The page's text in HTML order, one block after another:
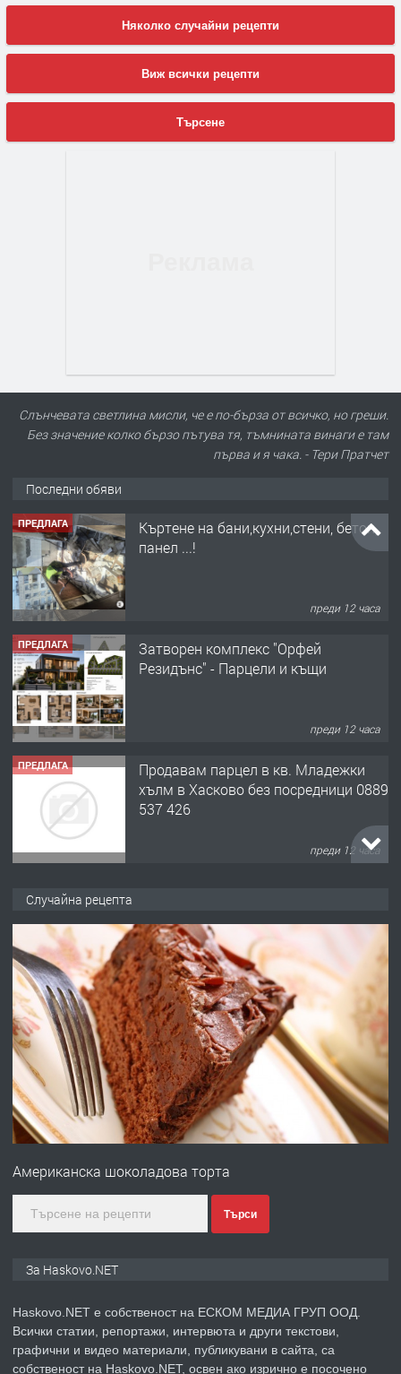
Няколко случайни рецепти
Виж всички рецепти
Търсене
Слънчевата светлина мисли, че е по-бърза от всичко, но греши.
Без значение колко бързо пътува тя, тъмнината винаги е там
първа и я чака. - Тери Пратчет
Последни обяви
ПРЕДЛАГА
Къртене на бани,кухни,стени, бетон,
панел ...!
преди 12 часа
ПРЕДЛАГА
Затворен комплекс "Орфей
Резидънс" - Парцели и къщи
преди 12 часа
ПРЕДЛАГА
Продавам парцел в кв. Младежки
хълм в Хасково без посредници 0889
537 426
преди 12 часа
преди 12 часа
ПРЕДЛАГА Под НАЕМ двустаен Орфей
преди 3 дни
ПРЕДЛАГА
Нов апартамент на ул. Липа до
преди 4 дни
ПРЕДЛАГА
Случайна рецепта
Американска шоколадова торта
Търси
За Haskovo.NET
Haskovo.NET е собственост на ЕСКОМ МЕДИА ГРУП ООД.
Всички статии, репортажи, интервюта и други текстови,
графични и видео материали, публикувани в сайта, са
собственост на Haskovo.NET, освен ако изрично е посочено